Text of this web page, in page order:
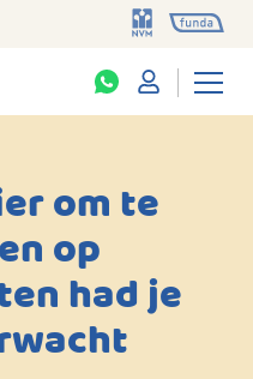
om te
op
had je